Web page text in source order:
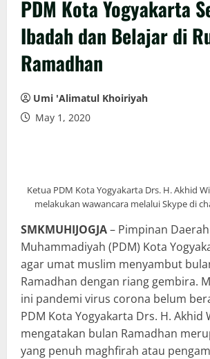
PDM Kota Yogyakarta
Ibadah dan Belajar di
Ramadhan
Umi 'Alimatul Khoiriyah
May 1, 2020
Ketua PDM Kota Yogyakarta Drs. H. Akhid
melakukan wawancara melalui Skype di
SMKMUHIJOGJA– Pimpinan Daerah
Muhammadiyah (PDM) Kota
agar umat muslim menyambut
Ramadhan dengan riang gembira.
ini pandemi virus corona belum
PDM Kota Yogyakarta Drs. H. Akhid
mengatakan bulan Ramadhan
yang penuh maghfirah atau